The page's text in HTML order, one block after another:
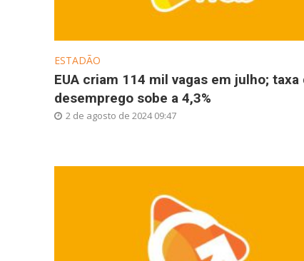
ESTADÃO
EUA criam 114 mil vagas em julho; taxa
desemprego sobe a 4,3%
2 de agosto de 2024 09:47